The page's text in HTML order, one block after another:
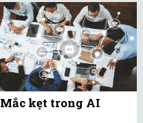
Mắc kẹt trong AI